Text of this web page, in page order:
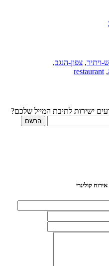
ויתיר, צפון-הנגב,
,
restaurant
ישירות לתיבת המייל שלכם?